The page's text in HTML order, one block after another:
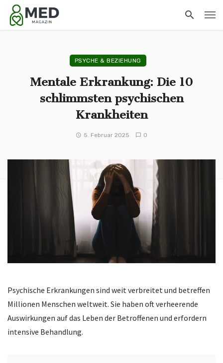
PSYCHE & BEZIEHUNG
Mentale Erkrankung: Die 10
schlimmsten psychischen
Krankheiten
5. Februar 2025 0
Psychische Erkrankungen sind weit verbreitet und betreffen
Millionen Menschen weltweit. Sie haben oft verheerende
Auswirkungen auf das Leben der Betroffenen und erfordern
intensive Behandlung.